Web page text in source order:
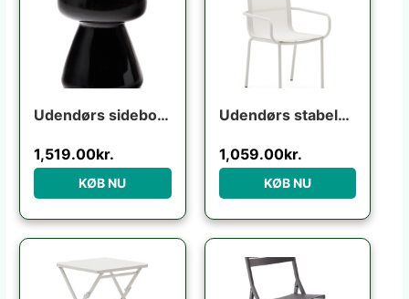
Udendørs sidebord Kave Home Manya sort fibercement 38x38x46 cm industrielt design
1,519.00kr.
KØB NU
Udendørs stabelbar stol Kave Home Galdana ecru aluminium/texteline UV-resistent niveau 5
1,059.00kr.
KØB NU